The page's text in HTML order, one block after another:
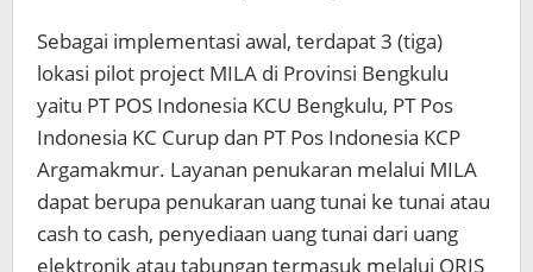
Sebagai implementasi awal, terdapat 3 (tiga)
lokasi pilot project MILA di Provinsi Bengkulu
yaitu PT POS Indonesia KCU Bengkulu, PT Pos
Indonesia KC Curup dan PT Pos Indonesia KCP
Argamakmur. Layanan penukaran melalui MILA
dapat berupa penukaran uang tunai ke tunai atau
cash to cash, penyediaan uang tunai dari uang
elektronik atau tabungan termasuk melalui QRIS